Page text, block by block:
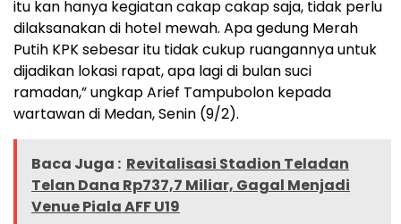
itu kan hanya kegiatan cakap cakap saja, tidak perlu
dilaksanakan di hotel mewah. Apa gedung Merah
Putih KPK sebesar itu tidak cukup ruangannya untuk
dijadikan lokasi rapat, apa lagi di bulan suci
ramadan,” ungkap Arief Tampubolon kepada
wartawan di Medan, Senin (9/2).
Baca Juga : Revitalisasi Stadion Teladan
Telan Dana Rp737,7 Miliar, Gagal Menjadi
Venue Piala AFF U19